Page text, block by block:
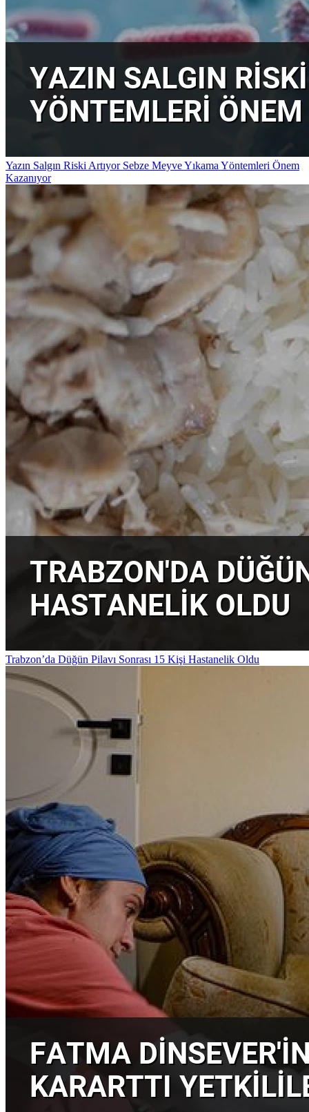
Yazın Salgın Riski Artıyor Sebze Meyve Yıkama Yöntemleri Önem
Kazanıyor
Trabzon’da Düğün Pilavı Sonrası 15 Kişi Hastanelik Oldu